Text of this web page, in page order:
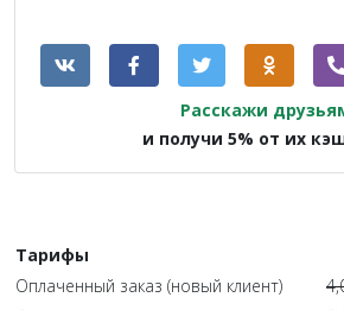
Расскажи
и получи 5% от их
Тарифы
Оплаченный заказ (новый клиент)